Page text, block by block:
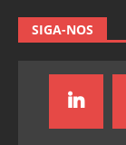
SIGA-NOS